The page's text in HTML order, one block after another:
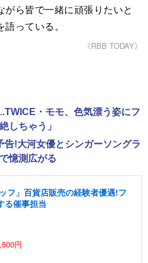
がら皆で一緒に頑張りたいと
っている。
《RBB TODAY》
・モモ、色気漂う姿にフ
しちゃう」
告!大河女優とシンガーソングラ
憶測広がる
フ」百貨店販売の経験者優遇!フ
る催事担当
円